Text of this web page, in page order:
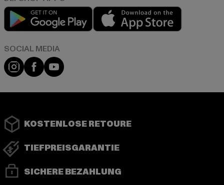
Play market
Instagram
FacebookYouTube
KOSTENLOSE RETOURE
TIEFPREISGARANTIE
SICHERE BEZAHLUNG